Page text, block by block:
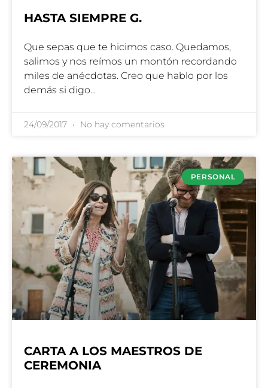
HASTA SIEMPRE G.
Que sepas que te hicimos caso. Quedamos,
salimos y nos reímos un montón recordando
miles de anécdotas. Creo que hablo por los
demás si digo
24/09/2017 No hay comentarios
PERSONAL
CARTA A LOS MAESTROS DE
CEREMONIA